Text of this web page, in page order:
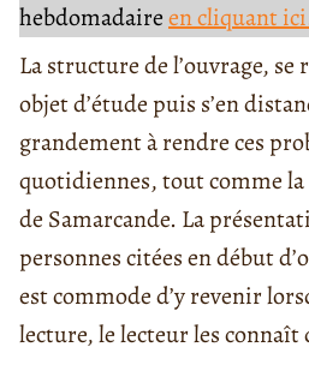
hebdomadaireen cliquant
La structure de l’ouvrage,
objet d’étude puis s’en
grandement à rendre ces
quotidiennes, tout comme la
de Samarcande. La
personnes citées en début
est commode d’y revenir
lecture, le lecteur les